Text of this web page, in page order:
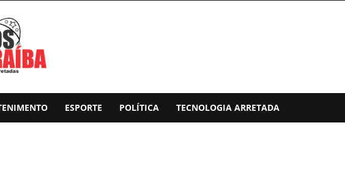
ESPORTE POLÍTICA TECNOLOGIA ARRETADA